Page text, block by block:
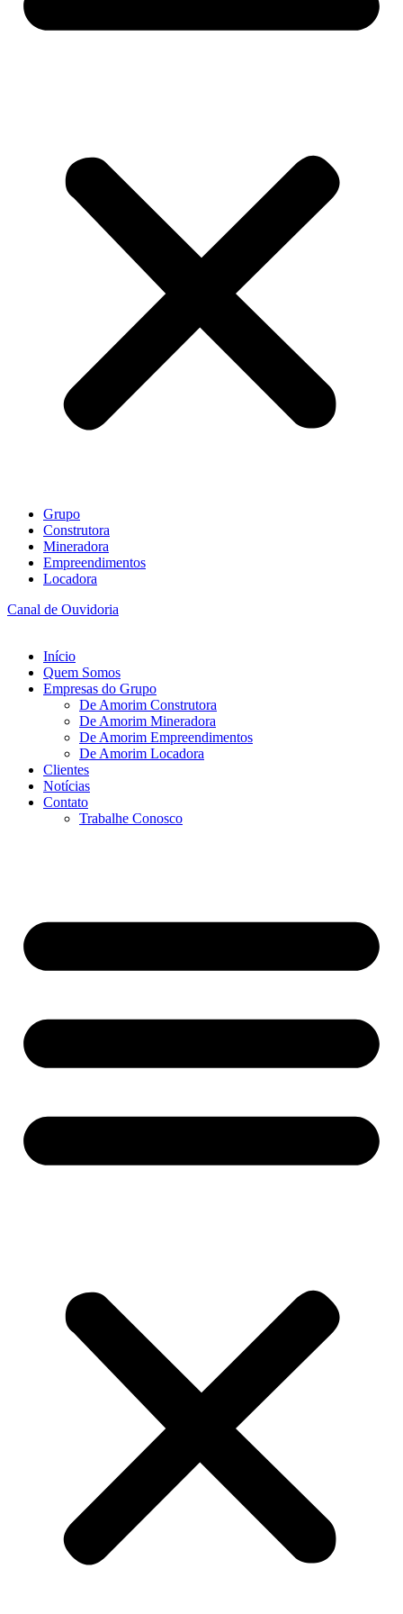
Grupo
Construtora
Mineradora
Empreendimentos
Locadora
Canal de Ouvidoria
Início
Quem Somos
Empresas do Grupo
De Amorim Construtora
De Amorim Mineradora
De Amorim Empreendimentos
De Amorim Locadora
Clientes
Notícias
Contato
Trabalhe Conosco